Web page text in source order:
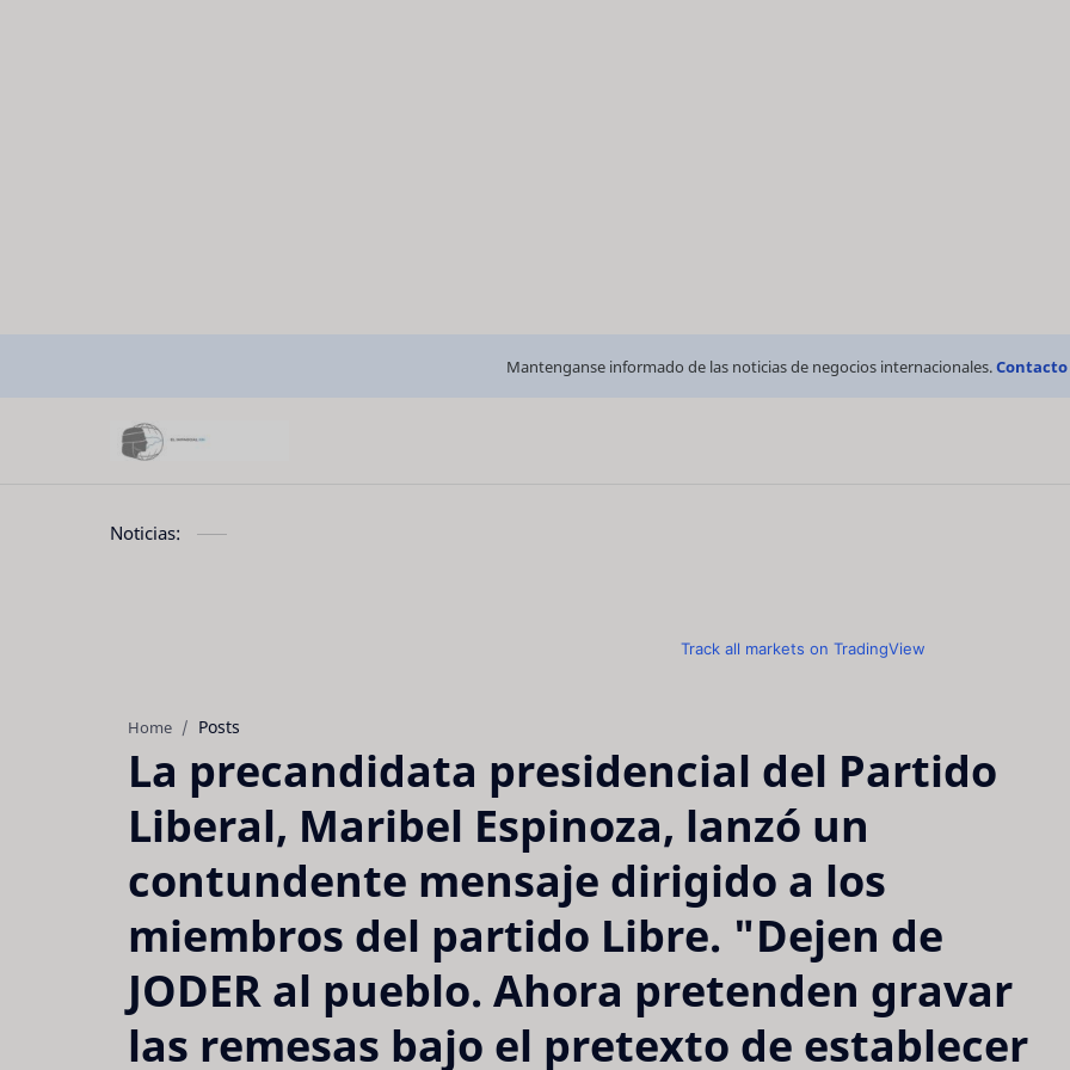
Mantenganse informado de las noticias de negocios internacionales.Contacto
Noticias:
Track all markets on TradingView
Home Posts
La precandidata presidencial del Partido
Liberal, Maribel Espinoza, lanzó un
contundente mensaje dirigido a los
miembros del partido Libre. "Dejen de
JODER al pueblo. Ahora pretenden gravar
las remesas bajo el pretexto de establecer